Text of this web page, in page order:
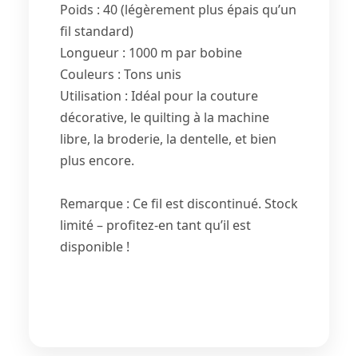
Poids : 40 (légèrement plus épais qu’un
fil standard)
Longueur : 1000 m par bobine
Couleurs : Tons unis
Utilisation : Idéal pour la couture
décorative, le quilting à la machine
libre, la broderie, la dentelle, et bien
plus encore.
Remarque : Ce fil est discontinué. Stock
limité – profitez-en tant qu’il est
disponible !